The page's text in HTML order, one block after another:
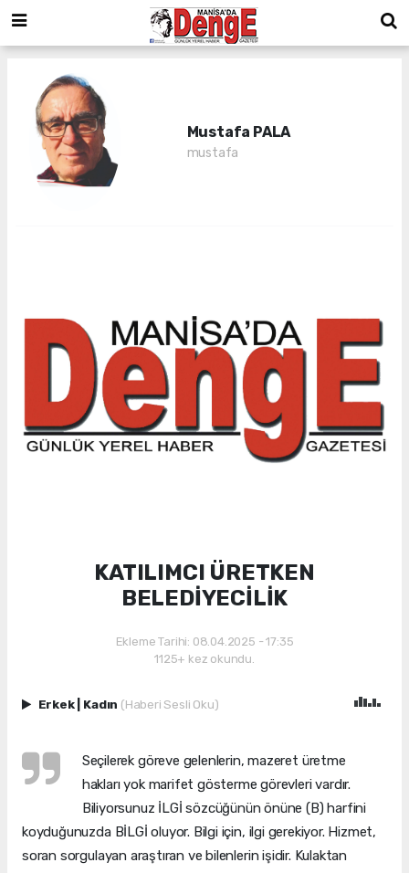
Mustafa PALA
mustafa
KATILIMCI ÜRETKEN
BELEDİYECİLİK
Ekleme Tarihi: 08.04.2025 - 17:35
1125+ kez okundu.
Erkek Kadın (Haberi Sesli Oku)
Seçilerek göreve gelenlerin, mazeret üretme
hakları yok marifet gösterme görevleri vardır.
Biliyorsunuz İLGİ sözcüğünün önüne (B) harfini
koyduğunuzda BİLGİ oluyor. Bilgi için, ilgi gerekiyor. Hizmet,
soran sorgulayan araştıran ve bilenlerin işidir. Kulaktan